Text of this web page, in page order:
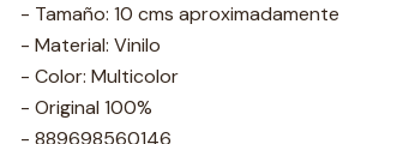
- Tamaño: 10 cms aproximadamente
- Material: Vinilo
- Color: Multicolor
- Original 100%
- 889698560146